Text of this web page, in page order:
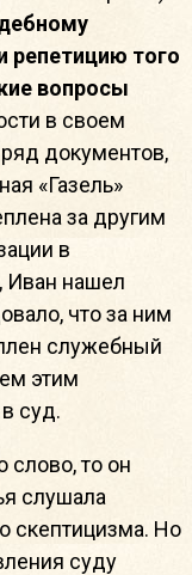
репетицию того
вопросы
в своем
документов,
«Газель»
за другим
в
Иван нашел
что за ним
служебный
этим
суд.
слово, то он
слушала
скептицизма. Но
суду